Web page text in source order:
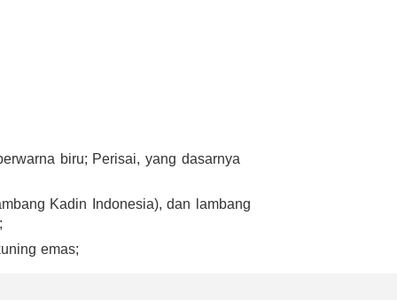
biru; Perisai, yang dasarnya
Kadin Indonesia), dan lambang
emas;